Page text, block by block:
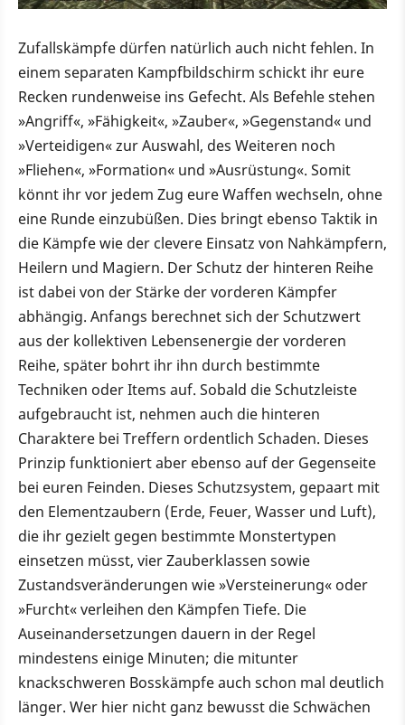
Zufallskämpfe dürfen natürlich auch nicht fehlen. In
einem separaten Kampfbildschirm schickt ihr eure
Recken rundenweise ins Gefecht. Als Befehle stehen
»Angriff«, »Fähigkeit«, »Zauber«, »Gegenstand« und
»Verteidigen« zur Auswahl, des Weiteren noch
»Fliehen«, »Formation« und »Ausrüstung«. Somit
könnt ihr vor jedem Zug eure Waffen wechseln, ohne
eine Runde einzubüßen. Dies bringt ebenso Taktik in
die Kämpfe wie der clevere Einsatz von Nahkämpfern,
Heilern und Magiern. Der Schutz der hinteren Reihe
ist dabei von der Stärke der vorderen Kämpfer
abhängig. Anfangs berechnet sich der Schutzwert
aus der kollektiven Lebensenergie der vorderen
Reihe, später bohrt ihr ihn durch bestimmte
Techniken oder Items auf. Sobald die Schutzleiste
aufgebraucht ist, nehmen auch die hinteren
Charaktere bei Treffern ordentlich Schaden. Dieses
Prinzip funktioniert aber ebenso auf der Gegenseite
bei euren Feinden. Dieses Schutzsystem, gepaart mit
den Elementzaubern (Erde, Feuer, Wasser und Luft),
die ihr gezielt gegen bestimmte Monstertypen
einsetzen müsst, vier Zauberklassen sowie
Zustandsveränderungen wie »Versteinerung« oder
»Furcht« verleihen den Kämpfen Tiefe. Die
Auseinandersetzungen dauern in der Regel
mindestens einige Minuten; die mitunter
knackschweren Bosskämpfe auch schon mal deutlich
länger. Wer hier nicht ganz bewusst die Schwächen